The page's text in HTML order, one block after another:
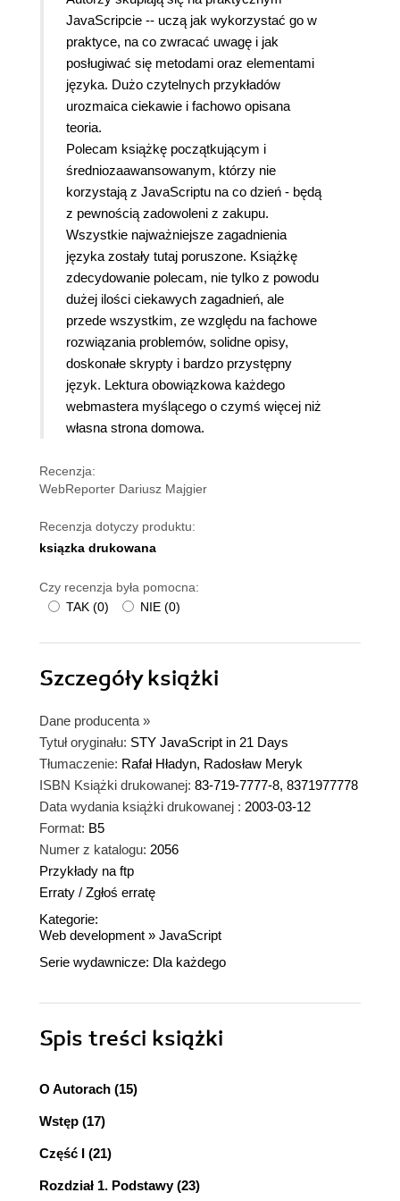
JavaScripcie -- uczą jak wykorzystać go w
praktyce, na co zwracać uwagę i jak
posługiwać się metodami oraz elementami
języka. Dużo czytelnych przykładów
urozmaica ciekawie i fachowo opisana
teoria.
Polecam książkę początkującym i
średniozaawansowanym, którzy nie
korzystają z JavaScriptu na co dzień - będą
z pewnością zadowoleni z zakupu.
Wszystkie najważniejsze zagadnienia
języka zostały tutaj poruszone. Książkę
zdecydowanie polecam, nie tylko z powodu
dużej ilości ciekawych zagadnień, ale
przede wszystkim, ze względu na fachowe
rozwiązania problemów, solidne opisy,
doskonałe skrypty i bardzo przystępny
język. Lektura obowiązkowa każdego
webmastera myślącego o czymś więcej niż
własna strona domowa.
Recenzja:
WebReporter Dariusz Majgier
Recenzja dotyczy produktu:
ksiązka drukowana
Czy recenzja była pomocna:
TAK (0) NIE (0)
Szczegółyksiążki
Dane producenta »
Tytuł oryginału: STY JavaScript in 21 Days
Tłumaczenie: Rafał Hładyn, Radosław Meryk
ISBN Książki drukowanej: 83-719-7777-8, 8371977778
Data wydania książki drukowanej : 2003-03-12
Format: B5
Numer z katalogu: 2056
Przykłady na ftp
Erraty / Zgłoś erratę
Kategorie:
Web development » JavaScript
Serie wydawnicze: Dla każdego
Spis treści książki
O Autorach (15)
Wstęp (17)
Część I (21)
Rozdział 1. Podstawy (23)